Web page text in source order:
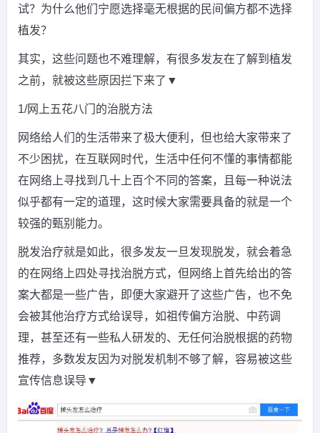
试？为什么他们宁愿选择毫无根据的民间偏方都不选择
植发？
其实，这些问题也不难理解，有很多发友在了解到植发
之前，就被这些原因拦下来了▼
1/网上五花八门的治脱方法
网络给人们的生活带来了极大便利，但也给大家带来了
不少困扰，在互联网时代，生活中任何不懂的事情都能
在网络上寻找到几十上百个不同的答案，且每一种说法
似乎都有一定的道理，这时候大家需要具备的就是一个
较强的甄别能力。
脱发治疗就是如此，很多发友一旦发现脱发，就会着急
的在网络上四处寻找治脱方式，但网络上首先给出的答
案大都是一些广告，即便大家避开了这些广告，也不免
会被其他治疗方式给误导，如祖传偏方治脱、中药调
理，甚至还有一些私人研发的、无任何治脱根据的药物
推荐，多数发友因为对脱发机制不够了解，容易被这些
宣传信息误导▼